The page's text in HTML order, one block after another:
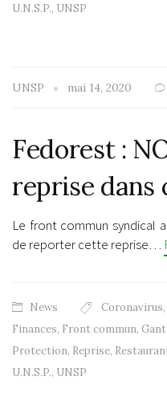
U.N.S.P., UNSP
UNSP mai 14, 2020
Fedorest :
reprise dans
Le front commun syndical
de reporter cette reprise…
News Coronavirus,
Finances, Front commun, Gant
Protection, Reprise,
U.N.S.P., UNSP